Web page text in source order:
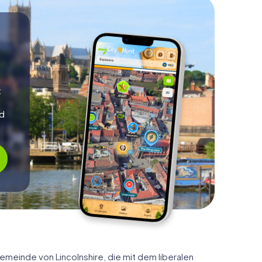
von Lincolnshire, die mit dem liberalen